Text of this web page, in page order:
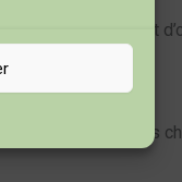
vous permet
Que vous